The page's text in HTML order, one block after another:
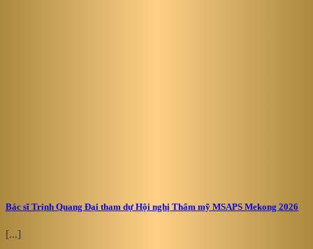
Bác sĩ Trịnh Quang Đại tham dự Hội nghị Thẩm mỹ MSAPS Mekong 2026
[...]